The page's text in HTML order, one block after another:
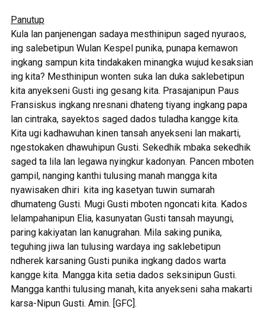
Panutup
Kula lan panjenengan sadaya mesthinipun saged nyuraos,
ing salebetipun Wulan Kespel punika, punapa kemawon
ingkang sampun kita tindakaken minangka wujud kesaksian
ing kita? Mesthinipun wonten suka lan duka saklebetipun
kita anyekseni Gusti ing gesang kita. Prasajanipun Paus
Fransiskus ingkang nresnani dhateng tiyang ingkang papa
lan cintraka, sayektos saged dados tuladha kangge kita.
Kita ugi kadhawuhan kinen tansah anyekseni lan makarti,
ngestokaken dhawuhipun Gusti. Sekedhik mbaka sekedhik
saged ta lila lan legawa nyingkur kadonyan. Pancen mboten
gampil, nanging kanthi tulusing manah mangga kita
nyawisaken dhiri kita ing kasetyan tuwin sumarah
dhumateng Gusti. Mugi Gusti mboten ngoncati kita. Kados
lelampahanipun Elia, kasunyatan Gusti tansah mayungi,
paring kakiyatan lan kanugrahan. Mila saking punika,
teguhing jiwa lan tulusing wardaya ing saklebetipun
ndherek karsaning Gusti punika ingkang dados warta
kangge kita. Mangga kita setia dados seksinipun Gusti.
Mangga kanthi tulusing manah, kita anyekseni saha makarti
karsa-Nipun Gusti. Amin. [GFC].